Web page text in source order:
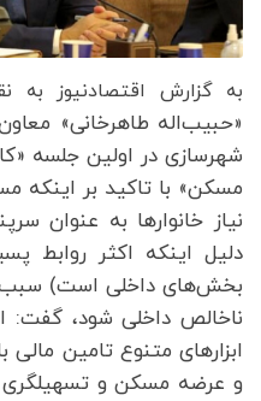
به گزارش اقتصادنیوز به
«حبیب‌اله طاهرخانی»
شهرسازی در اولین جلسه
مسکن» با تاکید بر اینکه
نیاز خانوار‌ها به عنوان
دلیل اینکه اکثر روابط
بخش‌های داخلی است) سبب
ناخالص داخلی شود، گفت:
ابزار‌های متنوع تامین مالی
و عرضه مسکن و تسهیلگری